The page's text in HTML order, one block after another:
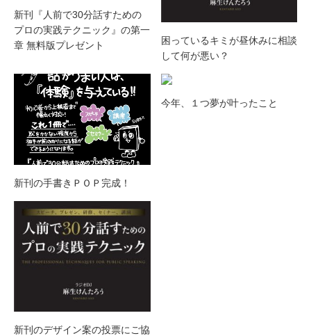
新刊『人前で30分話すための
プロの実践テクニック』の第一
章 無料版プレゼント
困っているキミが昼休みに相談
して何が悪い？
新刊の手書きＰＯＰ完成！
今年、１つ夢が叶ったこと
新刊のデザイン案の投票にご協